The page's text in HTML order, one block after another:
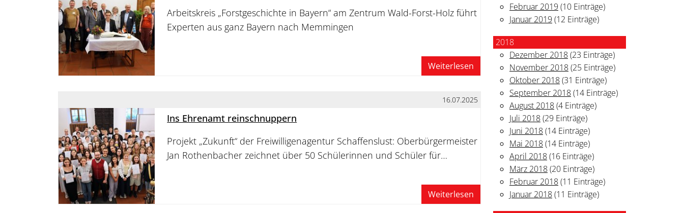
Arbeitskreis „Forstgeschichte in Bayern“ am Zentrum Wald-Forst-Holz führt
Experten aus ganz Bayern nach Memmingen
Weiterlesen
16.07.2025
Ins Ehrenamt reinschnuppern
Projekt „Zukunft“ der Freiwilligenagentur Schaffenslust: Oberbürgermeister
Jan Rothenbacher zeichnet über 50 Schülerinnen und Schüler für…
Weiterlesen
Februar 2019 (10 Einträge)
Januar 2019 (12 Einträge)
2018
Dezember 2018(23 Einträge)
November 2018(25 Einträge)
Oktober 2018(31 Einträge)
September 2018(14 Einträge)
August 2018(4 Einträge)
Juli 2018(29 Einträge)
Juni 2018(14 Einträge)
Mai 2018(14 Einträge)
April 2018(16 Einträge)
März 2018(20 Einträge)
Februar 2018(11 Einträge)
Januar 2018(11 Einträge)